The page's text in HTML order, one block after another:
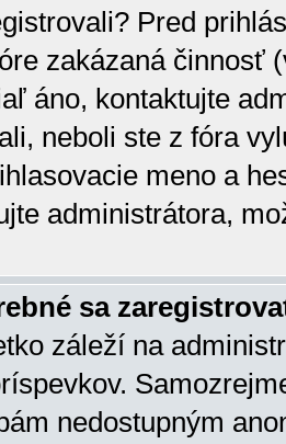
Pred
zakázaná činnosť
áno, kontaktujte
neboli ste z fóra
meno a
administrátora,
sa
záleží na
nedostupným